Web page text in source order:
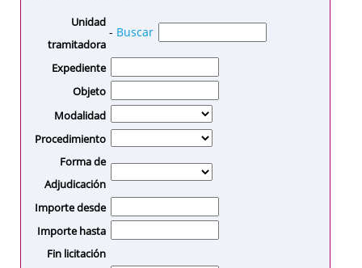
Unidad
tramitadora
- Buscar
Expediente
Objeto
Modalidad
Procedimiento
Forma de
Adjudicación
Importe desde
Importe hasta
Fin licitación